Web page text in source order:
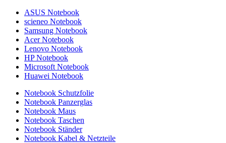
ASUS Notebook
scieneo Notebook
Samsung Notebook
Acer Notebook
Lenovo Notebook
HP Notebook
Microsoft Notebook
Huawei Notebook
Notebook Schutzfolie
Notebook Panzerglas
Notebook Maus
Notebook Taschen
Notebook Ständer
Notebook Kabel & Netzteile